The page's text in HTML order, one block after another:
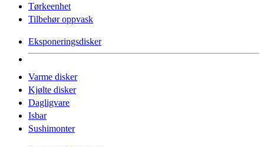
Tørkeenhet
Tilbehør oppvask
Eksponeringsdisker
Varme disker
Kjølte disker
Dagligvare
Isbar
Sushimonter